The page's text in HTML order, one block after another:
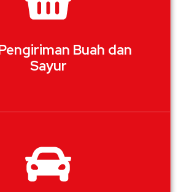
Buah dan
Sayur